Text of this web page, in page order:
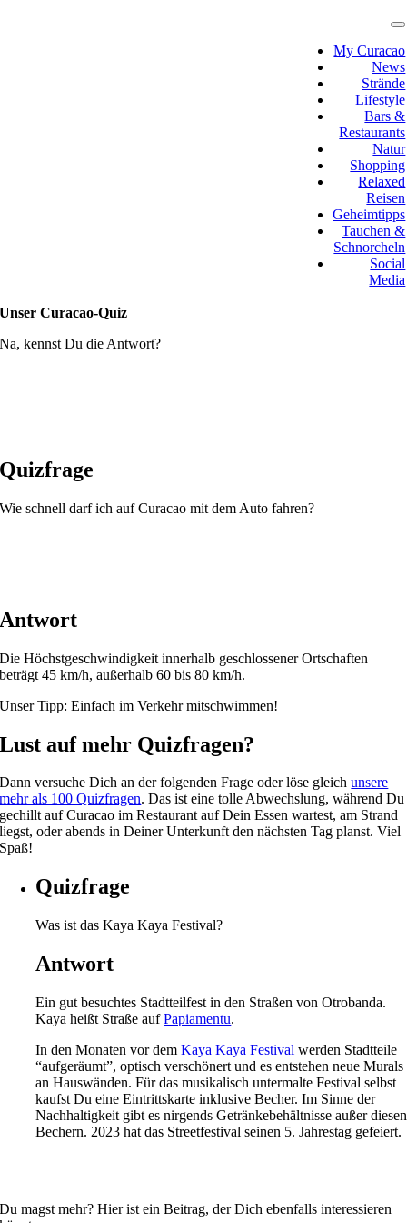
My Curacao
News
Strände
Lifestyle
Bars &
Restaurants
Natur
Shopping
Relaxed
Reisen
Geheimtipps
Tauchen &
Schnorcheln
Social
Media
Unser Curacao-Quiz
Na, kennst Du die Antwort?
Quizfrage
Wie schnell darf ich auf Curacao mit dem Auto fahren?
Antwort
Die Höchstgeschwindigkeit innerhalb geschlossener Ortschaften
beträgt 45 km/h, außerhalb 60 bis 80 km/h.
Unser Tipp: Einfach im Verkehr mitschwimmen!
Lust auf mehr Quizfragen?
Dann versuche Dich an der folgenden Frage oder löse gleichunsere
mehr als 100 Quizfragen. Das ist eine tolle Abwechslung, während Du
gechillt auf Curacao im Restaurant auf Dein Essen wartest, am Strand
liegst, oder abends in Deiner Unterkunft den nächsten Tag planst. Viel
Spaß!
Quizfrage
Was ist das Kaya Kaya Festival?
Antwort
Ein gut besuchtes Stadtteilfest in den Straßen von Otrobanda.
Kaya heißt Straße aufPapiamentu.
In den Monaten vor demKaya Kaya Festival werden Stadtteile
“aufgeräumt”, optisch verschönert und es entstehen neue Murals
an Hauswänden. Für das musikalisch untermalte Festival selbst
kaufst Du eine Eintrittskarte inklusive Becher. Im Sinne der
Nachhaltigkeit gibt es nirgends Getränkebehältnisse außer diesen
Bechern. 2023 hat das Streetfestival seinen 5. Jahrestag gefeiert.
Du magst mehr? Hier ist ein Beitrag, der Dich ebenfalls interessieren